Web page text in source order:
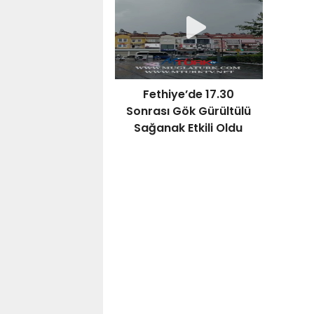
Fethiye’de 17.30
Sonrası Gök Gürültülü
Sağanak Etkili Oldu